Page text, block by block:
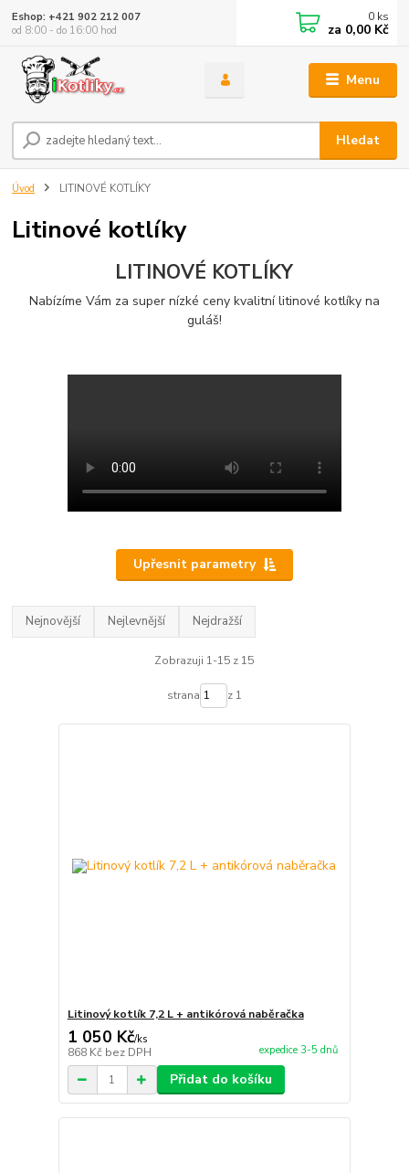
Menu
Hledat
Eshop: +421 902 212 007
od 8:00 - do 16:00 hod
0 ks
za 0,00 Kč
Úvod LITINOVÉ KOTLÍKY
Litinové kotlíky
LITINOVÉ KOTLÍKY
Nabízíme Vám za super nízké ceny kvalitní litinové kotlíky na
guláš!
Upřesnit parametry
Nejnovější Nejlevnější Nejdražší
Zobrazuji 1-15 z 15
strana z 1
Litinový kotlík 7,2 L + antikórová naběračka
1 050 Kč/ks
868 Kč bez DPH expedice 3-5 dnů
Přidat do košíku